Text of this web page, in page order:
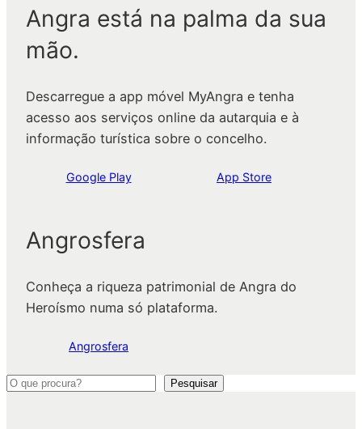
Angra está na palma da sua
mão.
Descarregue a app móvel MyAngra e tenha
acesso aos serviços online da autarquia e à
informação turística sobre o concelho.
Google Play App Store
Angrosfera
Conheça a riqueza patrimonial de Angra do
Heroísmo numa só plataforma.
Angrosfera
P
Pesquisar